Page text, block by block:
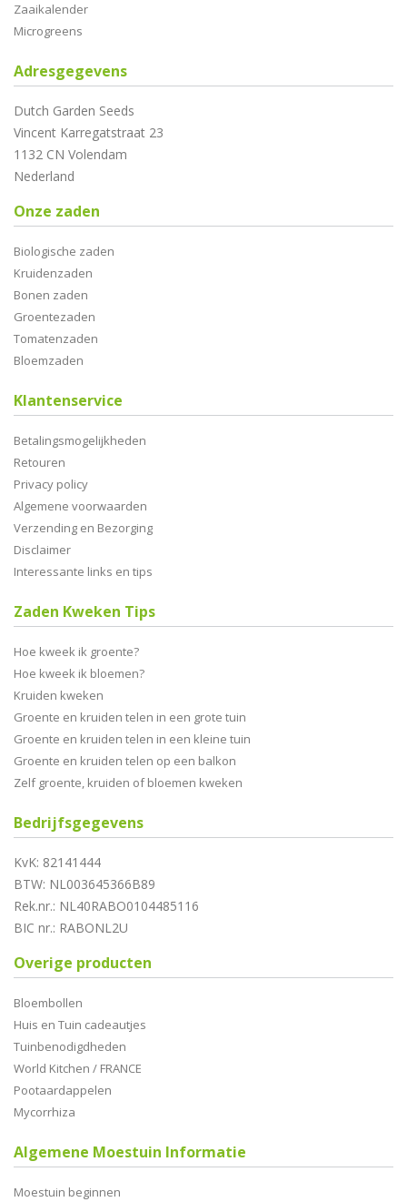
Zaaikalender
Microgreens
Adresgegevens
Dutch Garden Seeds
Vincent Karregatstraat 23
1132 CN Volendam
Nederland
Onze zaden
Biologische zaden
Kruidenzaden
Bonen zaden
Groentezaden
Tomatenzaden
Bloemzaden
Klantenservice
Betalingsmogelijkheden
Retouren
Privacy policy
Algemene voorwaarden
Verzending en Bezorging
Disclaimer
Interessante links en tips
Zaden Kweken Tips
Hoe kweek ik groente?
Hoe kweek ik bloemen?
Kruiden kweken
Groente en kruiden telen in een grote tuin
Groente en kruiden telen in een kleine tuin
Groente en kruiden telen op een balkon
Zelf groente, kruiden of bloemen kweken
Bedrijfsgegevens
KvK: 82141444
BTW: NL003645366B89
Rek.nr.: NL40RABO0104485116
BIC nr.: RABONL2U
Overige producten
Bloembollen
Huis en Tuin cadeautjes
Tuinbenodigdheden
World Kitchen / FRANCE
Pootaardappelen
Mycorrhiza
Algemene Moestuin Informatie
Moestuin beginnen